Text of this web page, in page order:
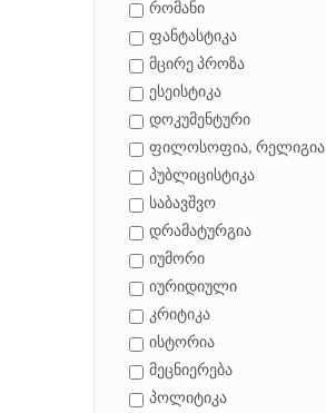
რომანი
ფანტასტიკა
მცირე პროზა
ესეისტიკა
დოკუმენტური
ფილოსოფია, რელიგია
პუბლიცისტიკა
საბავშვო
დრამატურგია
იუმორი
იურიდიული
კრიტიკა
ისტორია
მეცნიერება
პოლიტიკა